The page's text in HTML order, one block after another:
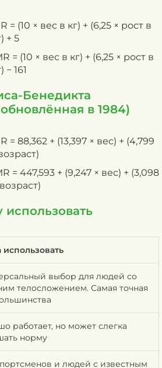
= (10 × вес в кг) + (6,25 × рост в
+ 5
= (10 × вес в кг) + (6,25 × рост в
− 161
Бенедикта
в 1984)
= 88,362 + (13,397 × вес) + (4,799
= 447,593 + (9,247 × вес) + (3,098
использовать
выбор для людей со
телосложением. Самая точная
работает, но может слегка
норму
и людей с известным